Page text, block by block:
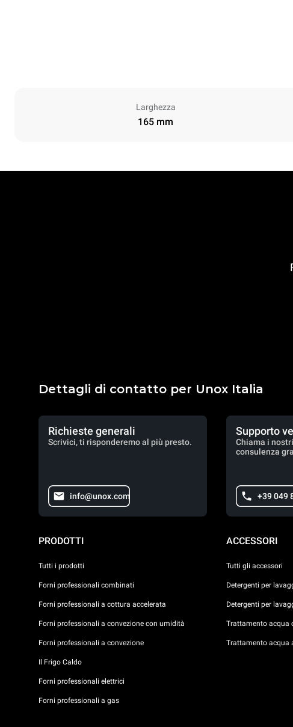
Larghezza
165 mm
Dettagli di contatto per Unox Italia
Richieste generali
Scrivici, ti risponderemo al più presto.
info@unox.com
Supporto
Chiama i
consulenza
+39 049
PRODOTTI
Tutti i prodotti
Forni professionali combinati
Forni professionali a cottura accelerata
Forni professionali a convezione con umidità
Forni professionali a convezione
Il Frigo Caldo
Forni professionali elettrici
Forni professionali a gas
ACCESSORI
Tutti gli accessori
Detergenti per
Detergenti per
Trattamento acqua
Trattamento acqua